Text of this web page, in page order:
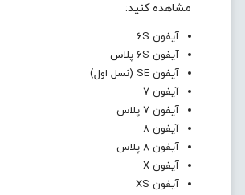
مشاهده کنید:
آیفون 6S
آیفون 6S پلاس
آیفون SE (نسل اول)
آیفون 7
آیفون 7 پلاس
آیفون 8
آیفون 8 پلاس
آیفون X
آیفون XS